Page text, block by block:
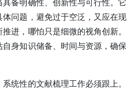
备明确性、创新性与可行性。它
体问题，避免过于空泛，又应在现
进，哪怕只是细微的视角创新。
自身知识储备、时间与资源，确保
统性的文献梳理工作必须跟上。